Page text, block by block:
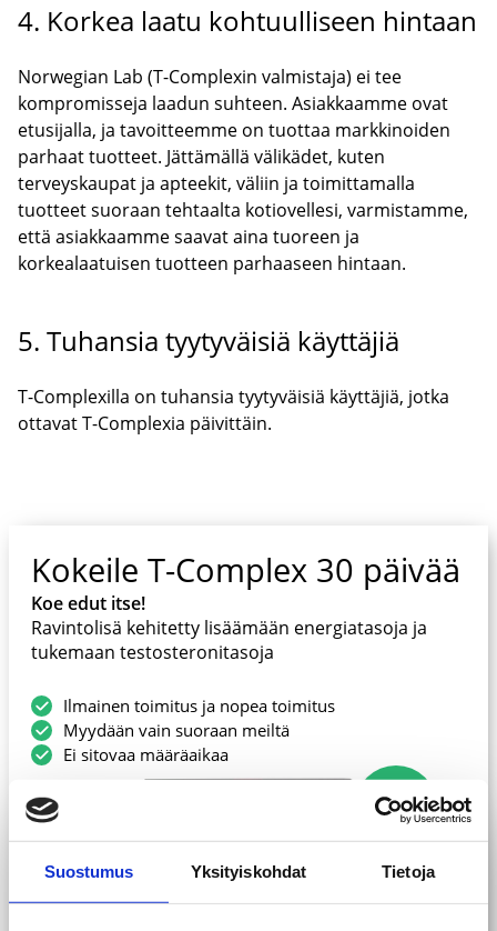
Suostumus Yksityiskohdat Tietoja
4. Korkea laatu kohtuulliseen hintaan
Norwegian Lab (T-Complexin valmistaja) ei tee
kompromisseja laadun suhteen. Asiakkaamme ovat
etusijalla, ja tavoitteemme on tuottaa markkinoiden
parhaat tuotteet. Jättämällä välikädet, kuten
terveyskaupat ja apteekit, väliin ja toimittamalla
tuotteet suoraan tehtaalta kotiovellesi, varmistamme,
että asiakkaamme saavat aina tuoreen ja
korkealaatuisen tuotteen parhaaseen hintaan.
5. Tuhansia tyytyväisiä käyttäjiä
T-Complexilla on tuhansia tyytyväisiä käyttäjiä, jotka
ottavat T-Complexia päivittäin.
Kokeile T-Complex 30 päivää
Koe edut itse!
Ravintolisä kehitetty lisäämään energiatasoja ja
tukemaan testosteronitasoja
Ilmainen toimitus ja nopea toimitus
Myydään vain suoraan meiltä
Ei sitovaa määräaikaa
KOKEILE,
VAIN
7,90 €